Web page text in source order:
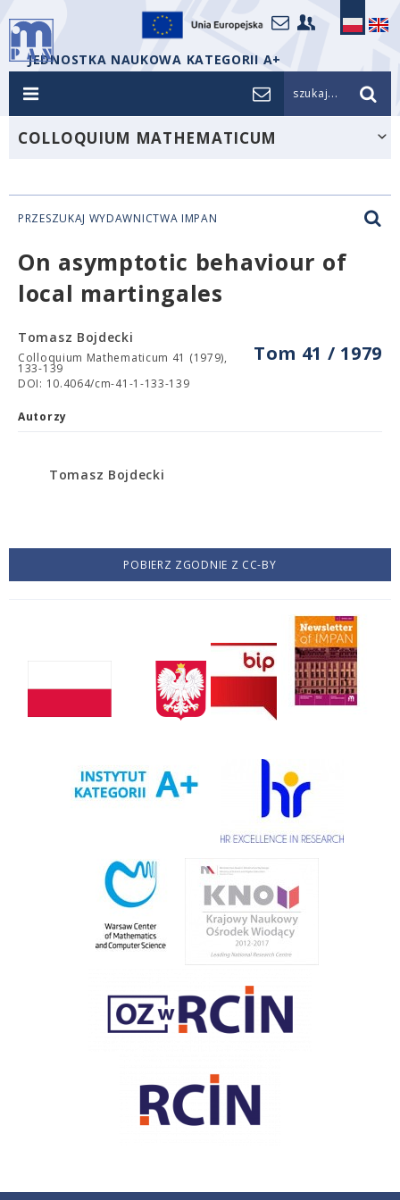
JEDNOSTKA NAUKOWA KATEGORII A+
szukaj...
COLLOQUIUM MATHEMATICUM
PRZESZUKAJ WYDAWNICTWA IMPAN
On asymptotic behaviour of
local martingales
Tom 41 / 1979
Tomasz Bojdecki
Colloquium Mathematicum 41 (1979),
133-139
DOI: 10.4064/cm-41-1-133-139
Autorzy
Tomasz Bojdecki
POBIERZ ZGODNIE Z CC-BY